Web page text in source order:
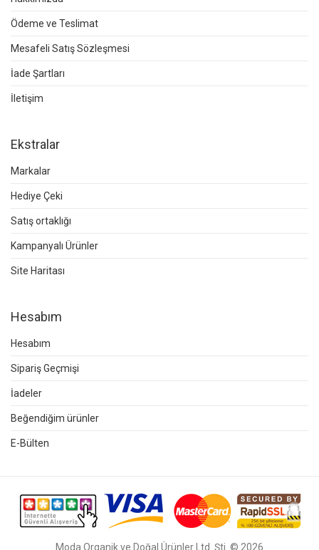
Ödeme ve Teslimat
Mesafeli Satış Sözleşmesi
İade Şartları
İletişim
Ekstralar
Markalar
Hediye Çeki
Satış ortaklığı
Kampanyalı Ürünler
Site Haritası
Hesabım
Hesabım
Sipariş Geçmişi
İadeler
Beğendiğim ürünler
E-Bülten
Moda Organik ve Doğal Ürünler Ltd. Şti. © 2026